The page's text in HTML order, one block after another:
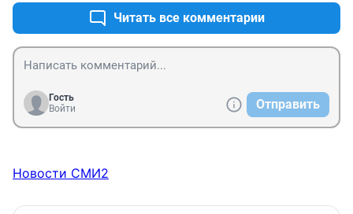
Читать все комментарии
Гость
Войти
Отправить
Новости СМИ2